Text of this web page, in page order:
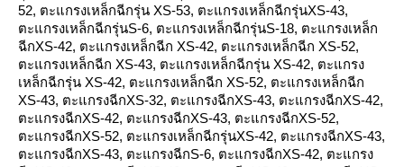
52, ตะแกรงเหล็กฉีกรุ่น XS-53, ตะแกรงเหล็กฉีกรุ่นXS-43,
ตะแกรงเหล็กฉีกรุ่นS-6, ตะแกรงเหล็กฉีกรุ่นS-18, ตะแกรงเหล็ก
ฉีกXS-42, ตะแกรงเหล็กฉีก XS-42, ตะแกรงเหล็กฉีก XS-52,
ตะแกรงเหล็กฉีก XS-43, ตะแกรงเหล็กฉีกรุ่น XS-42, ตะแกรง
เหล็กฉีกรุ่น XS-42, ตะแกรงเหล็กฉีก XS-52, ตะแกรงเหล็กฉีก
XS-43, ตะแกรงฉีกXS-32, ตะแกรงฉีกXS-43, ตะแกรงฉีกXS-42,
ตะแกรงฉีกXS-42, ตะแกรงฉีกXS-43, ตะแกรงฉีกXS-52,
ตะแกรงฉีกXS-52, ตะแกรงเหล็กฉีกรุ่นXS-42, ตะแกรงฉีกXS-43,
ตะแกรงฉีกXS-43, ตะแกรงฉีกS-6, ตะแกรงฉีกXS-42, ตะแกรง